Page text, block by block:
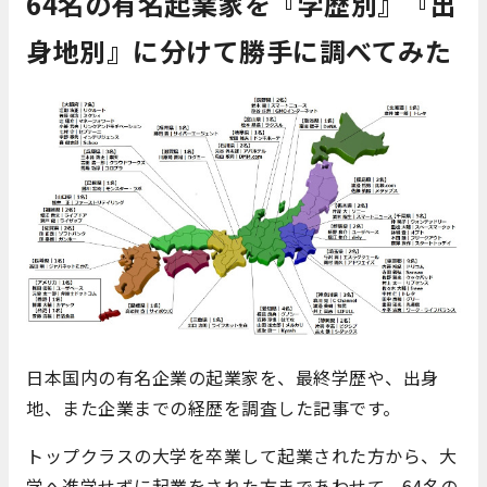
身地別』に分けて勝手に調べてみた
日本国内の有名企業の起業家を、最終学歴や、出身
地、また企業までの経歴を調査した記事です。
トップクラスの大学を卒業して起業された方から、大